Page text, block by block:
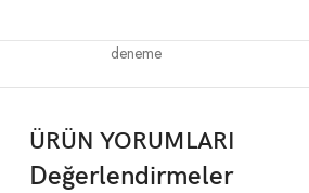
deneme
ÜRÜN YORUMLARI
Değerlendirmeler